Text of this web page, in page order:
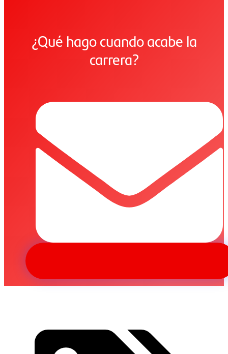
¿Qué hago cuando acabe la
carrera?